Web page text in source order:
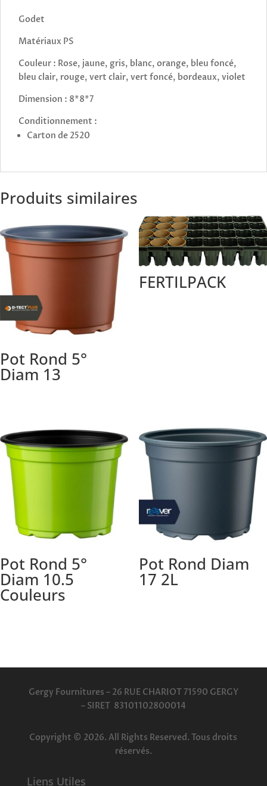
Godet
Matériaux PS
Couleur : Rose, jaune, gris, blanc, orange, bleu foncé,
bleu clair, rouge, vert clair, vert foncé, bordeaux, violet
Dimension : 8*8*7
Conditionnement :
Carton de 2520
Produits similaires
Pot Rond 5°
Diam 13
FERTILPACK
Pot Rond 5°
Diam 10.5
Couleurs
Pot Rond Diam
17 2L
Gergy Fournitures – 26 RUE CHARIOT 71590 GERGY
– SIRET 83101102800014
Copyright © 2026. All Rights Reserved. Tous droits
réservés.
Liens Utiles